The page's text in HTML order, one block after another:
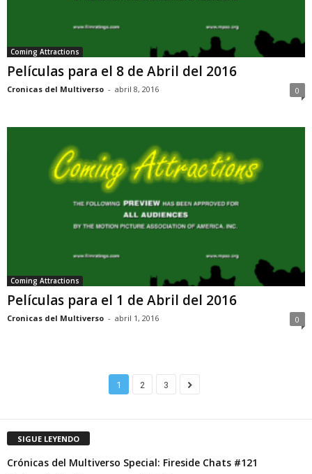
Coming Attractions
Películas para el 8 de Abril del 2016
Cronicas del Multiverso - abril 8, 2016 0
Coming Attractions
Películas para el 1 de Abril del 2016
Cronicas del Multiverso - abril 1, 2016 0
1 2 3
SIGUE LEYENDO
Crónicas del Multiverso Special: Fireside Chats #121